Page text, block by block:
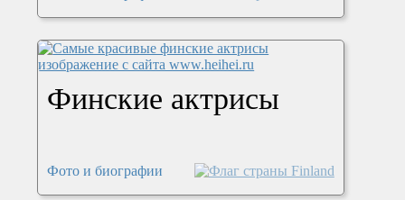
Финские актрисы
Фото и биографии